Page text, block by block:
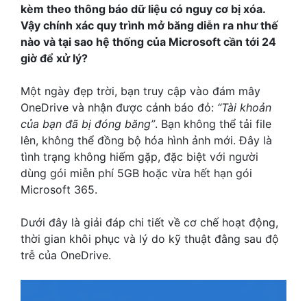
kèm theo thông báo dữ liệu có nguy cơ bị xóa.
Vậy chính xác quy trình mở băng diễn ra như thế
nào và tại sao hệ thống của Microsoft cần tới 24
giờ để xử lý?
Một ngày đẹp trời, bạn truy cập vào đám mây
OneDrive và nhận được cảnh báo đỏ: “Tài khoản
của bạn đã bị đóng băng”. Bạn không thể tải file
lên, không thể đồng bộ hóa hình ảnh mới. Đây là
tình trạng không hiếm gặp, đặc biệt với người
dùng gói miễn phí 5GB hoặc vừa hết hạn gói
Microsoft 365.
Dưới đây là giải đáp chi tiết về cơ chế hoạt động,
thời gian khôi phục và lý do kỹ thuật đằng sau độ
trễ của OneDrive.